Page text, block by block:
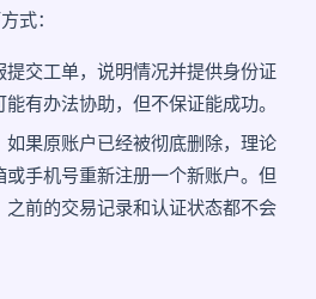
式：
提交工单，说明情况并提供身份证
有办法协助，但不保证能成功。
如果原账户已经被彻底删除，理论
手机号重新注册一个新账户。但
前的交易记录和认证状态都不会